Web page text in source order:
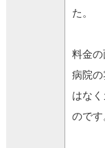
た。
料金の
病院
はな
のです